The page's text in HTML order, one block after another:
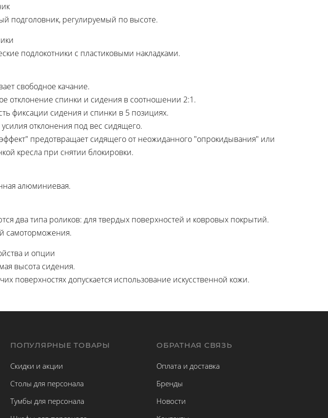
подголовник, регулируемый по высоте.
подлокотники с пластиковыми накладками.
свободное качание.
отклонение спинки и сидения в соотношении 2:1.
фиксации сидения и спинки в 5 позициях.
отклонения под вес сидящего.
предотвращает сидящего от неожиданного "опрокидывания" или
кресла при снятии блокировки.
алюминиевая.
два типа роликов: для твердых поверхностей и ковровых покрытий.
самоторможения.
и опции
высота сидения.
поверхностях допускается использование искусственной кожи.
ПОПУЛЯРНЫЕ ТОВАРЫ
Скидки и акции
Столы для персонала
Тумбы для персонала
ОБРАТНАЯ СВЯЗЬ
Оплата и доставка
Бренды
Новости